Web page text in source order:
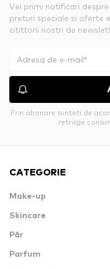
Vei primi notificari
preturi speciale si oferte
citittorii nostri de
Prin abonare sunteti de
retrage
CATEGORIE
Make-up
Skincare
Păr
Parfum